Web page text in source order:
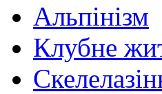
Альпінізм
Клубне